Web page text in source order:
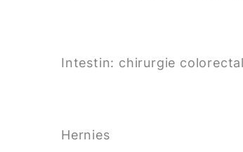
Intestin: chirurgie
Hernies